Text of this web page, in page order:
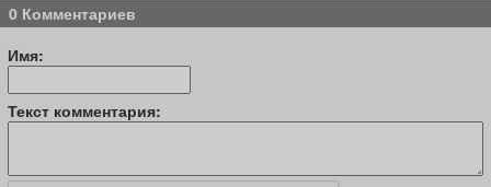
0 Комментариев
Имя:
Текст комментария: